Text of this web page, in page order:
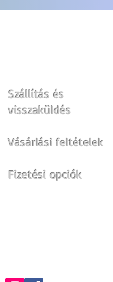
Szállítás és
visszaküldés
Vásárlási feltételek
Fizetési opciók